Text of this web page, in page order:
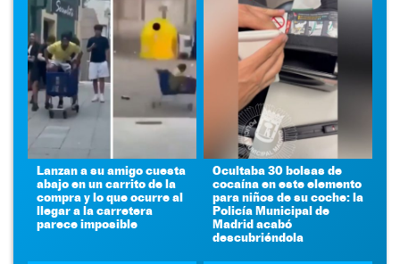
Lanzan a su amigo cuesta
abajo en un carrito de la
compra y lo que ocurre al
llegar a la carretera
parece imposible
Ocultaba 30 bolsas de
cocaína en este elemento
para niños de su coche: la
Policía Municipal de
Madrid acabó
descubriéndola